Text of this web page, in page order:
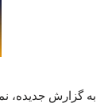
به گزارش جدیده،